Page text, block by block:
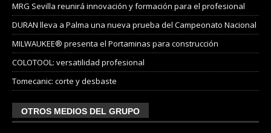
MRG Sevilla reunirá innovación y formación para el profesional
DURAN lleva a Palma una nueva prueba del Campeonato Nacional
MILWAUKEE® presenta el Portaminas para construcción
COLOTOOL: versatilidad profesional
Tomecanic: corte y desbaste
OTROS MEDIOS DEL GRUPO